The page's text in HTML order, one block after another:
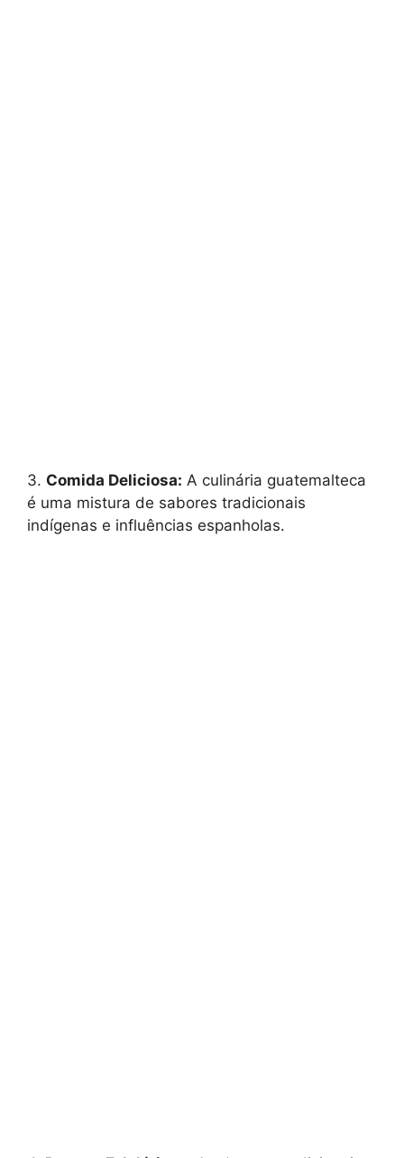
3. Comida Deliciosa: A culinária guatemalteca
é uma mistura de sabores tradicionais
indígenas e influências espanholas.